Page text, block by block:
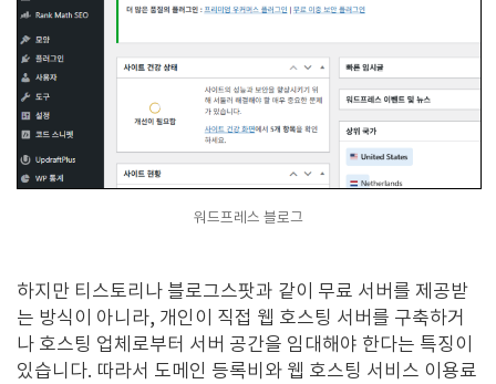
워드프레스 블로그
하지만 티스토리나 블로그스팟과 같이 무료 서버를 제공받
는 방식이 아니라, 개인이 직접 웹 호스팅 서버를 구축하거
나 호스팅 업체로부터 서버 공간을 임대해야 한다는 특징이
있습니다. 따라서 도메인 등록비와 웹 호스팅 서비스 이용료